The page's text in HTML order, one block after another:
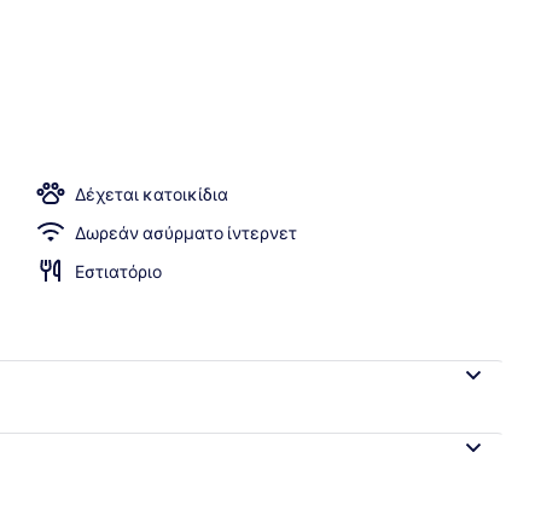
Δέχεται κατοικίδια
Δωρεάν ασύρματο ίντερνετ
Εστιατόριο